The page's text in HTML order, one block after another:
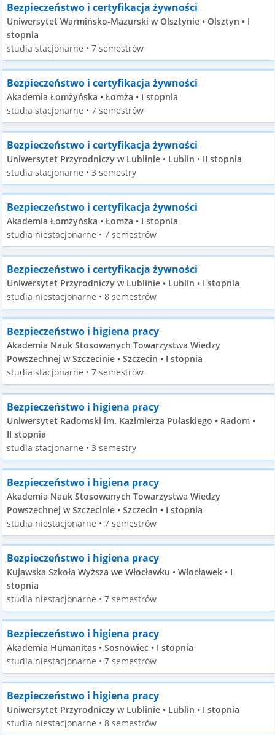
Bezpieczeństwo i certyfikacja żywności
Uniwersytet Warmińsko-Mazurski w Olsztynie • Olsztyn • I
stopnia
studia stacjonarne • 7 semestrów
Bezpieczeństwo i certyfikacja żywności
Akademia Łomżyńska • Łomża • I stopnia
studia stacjonarne • 7 semestrów
Bezpieczeństwo i certyfikacja żywności
Uniwersytet Przyrodniczy w Lublinie • Lublin • II stopnia
studia stacjonarne • 3 semestry
Bezpieczeństwo i certyfikacja żywności
Akademia Łomżyńska • Łomża • I stopnia
studia niestacjonarne • 7 semestrów
Bezpieczeństwo i certyfikacja żywności
Uniwersytet Przyrodniczy w Lublinie • Lublin • I stopnia
studia niestacjonarne • 8 semestrów
Bezpieczeństwo i higiena pracy
Akademia Nauk Stosowanych Towarzystwa Wiedzy
Powszechnej w Szczecinie • Szczecin • I stopnia
studia stacjonarne • 7 semestrów
Bezpieczeństwo i higiena pracy
Uniwersytet Radomski im. Kazimierza Pułaskiego • Radom •
II stopnia
studia stacjonarne • 3 semestry
Bezpieczeństwo i higiena pracy
Akademia Nauk Stosowanych Towarzystwa Wiedzy
Powszechnej w Szczecinie • Szczecin • I stopnia
studia niestacjonarne • 7 semestrów
Bezpieczeństwo i higiena pracy
Kujawska Szkoła Wyższa we Włocławku • Włocławek • I
stopnia
studia niestacjonarne • 7 semestrów
Bezpieczeństwo i higiena pracy
Akademia Humanitas • Sosnowiec • I stopnia
studia niestacjonarne • 7 semestrów
Bezpieczeństwo i higiena pracy
Uniwersytet Przyrodniczy w Lublinie • Lublin • I stopnia
studia niestacjonarne • 8 semestrów